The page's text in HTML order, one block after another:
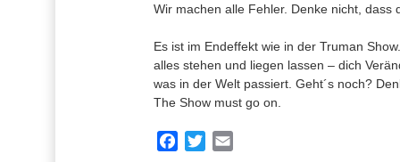
Wir machen alle Fehler. Denke nicht,
Es ist im Endeffekt wie in der Truman
alles stehen und liegen lassen – dich
was in der Welt passiert. Geht´s noch?
The Show must go on.